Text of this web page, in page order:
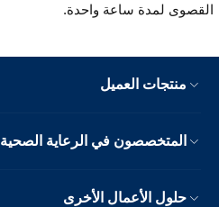
القصوى لمدة ساعة واحدة.
منتجات العميل
المتخصصون في الرعاية الصحية
حلول الأعمال الأخرى